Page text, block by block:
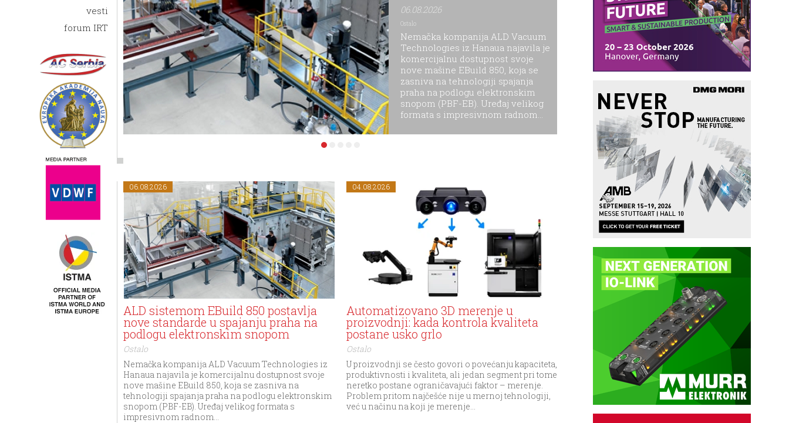
vesti
forum IRT
06.08.2026
Ostalo
Nemačka kompanija ALD Vacuum
Technologies iz Hanaua najavila je
komercijalnu dostupnost svoje
nove mašine EBuild 850, koja se
zasniva na tehnologiji spajanja
praha na podlogu elektronskim
snopom (PBF-EB). Uređaj velikog
formata s impresivnom radnom...
04.08.2026
Ostalo
U proizvodnji se često govori o
povećanju kapaciteta,
produktivnosti i kvaliteta, ali jedan
segment pri tome neretko
merenje. Problem pritom najčešće
nije u mernoj tehnologiji, već u
načinu na koji je merenje...
06.08.2026
ALD sistemom EBuild 850 postavlja
nove standarde u spajanju praha na
podlogu elektronskim snopom
Ostalo
Nemačka kompanija ALD Vacuum Technologies iz
Hanaua najavila je komercijalnu dostupnost svoje
nove mašine EBuild 850, koja se zasniva na
tehnologiji spajanja praha na podlogu elektronskim
snopom (PBF-EB). Uređaj velikog formata s
impresivnom radnom...
04.08.2026
Automatizovano 3D merenje u
proizvodnji: kada kontrola kvaliteta
postane usko grlo
Ostalo
U proizvodnji se često govori o povećanju kapaciteta,
produktivnosti i kvaliteta, ali jedan segment pri tome
neretko postane ograničavajući faktor – merenje.
Problem pritom najčešće nije u mernoj tehnologiji,
već u načinu na koji je merenje...